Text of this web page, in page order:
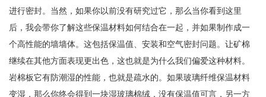
进行密封。当然，如果你以前没有研究过它，那么当你看到这里
后，我会带你了解这些保温材料如何结合在一起，并如果制作成一
个高性能的墙墙体。这包括保温值、安装和空气密封问题。让矿棉
继续在其他方面表现更出色，这也就是为什么我们偏爱这种材料。
岩棉板它有防潮湿的性能，也就是疏水的。如果玻璃纤维保温材料
变湿，那么你终会得到一块湿玻璃棉绒，没有保温值可言，另一方